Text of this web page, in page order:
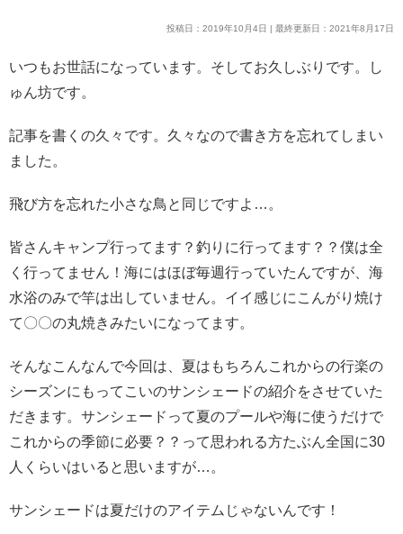
投稿日：2019年10月4日 | 最終更新日：2021年8月17日
いつもお世話になっています。そしてお久しぶりです。し
ゅん坊です。
記事を書くの久々です。久々なので書き方を忘れてしまい
ました。
飛び方を忘れた小さな鳥と同じですよ…。
皆さんキャンプ行ってます？釣りに行ってます？？僕は全
く行ってません！海にはほぼ毎週行っていたんですが、海
水浴のみで竿は出していません。イイ感じにこんがり焼け
て〇〇の丸焼きみたいになってます。
そんなこんなんで今回は、夏はもちろんこれからの行楽の
シーズンにもってこいのサンシェードの紹介をさせていた
だきます。サンシェードって夏のプールや海に使うだけで
これからの季節に必要？？って思われる方たぶん全国に30
人くらいはいると思いますが…。
サンシェードは夏だけのアイテムじゃないんです！